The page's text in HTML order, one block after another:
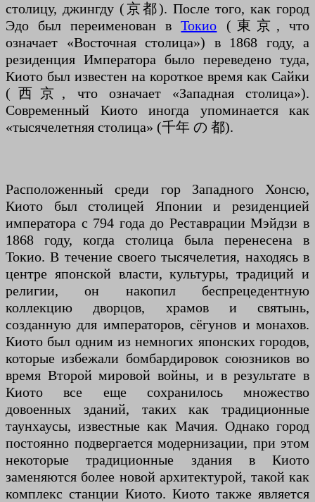
столицу, джингду (京都). После того, как город
Эдо был переименован вТокио (東京, что
означает «Восточная столица») в 1868 году, а
резиденция Императора было переведено туда,
Киото был известен на короткое время как Сайки
(西京, что означает «Западная столица»).
Современный Киото иногда упоминается как
«тысячелетняя столица» (千年 の 都).
Расположенный среди гор Западного Хонсю,
Киото был столицей Японии и резиденцией
императора с 794 года до Реставрации Мэйдзи в
1868 году, когда столица была перенесена в
Токио. В течение своего тысячелетия, находясь в
центре японской власти, культуры, традиций и
религии, он накопил беспрецедентную
коллекцию дворцов, храмов и святынь,
созданную для императоров, сёгунов и монахов.
Киото был одним из немногих японских городов,
которые избежали бомбардировок союзников во
время Второй мировой войны, и в результате в
Киото все еще сохранилось множество
довоенных зданий, таких как традиционные
таунхаусы, известные как Мачия. Однако город
постоянно подвергается модернизации, при этом
некоторые традиционные здания в Киото
заменяются более новой архитектурой, такой как
комплекс станции Киото. Киото также является